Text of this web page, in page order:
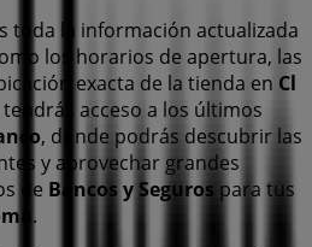
toda la información actualizada
los horarios de apertura, las
exacta de la tienda en Cl
tendrás acceso a los últimos
, donde podrás descubrir las
y aprovechar grandes
de Bancos y Seguros para tus
.